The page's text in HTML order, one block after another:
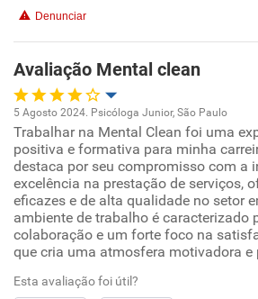
Não recomenda esta empresa
Denunciar
Avaliação Mental clean
Oportunidade de promoção
Ambiente de trabalho
Conciliação com a vida familiar
5 Agosto 2024. Psicóloga Junior, São Paulo
Trabalhar na Mental Clean foi uma
positiva e formativa para minha
destaca por seu compromisso com a
excelência na prestação de serviços,
eficazes e de alta qualidade no setor
ambiente de trabalho é caracterizado
colaboração e um forte foco na
que cria uma atmosfera motivadora e
Esta avaliação foi útil?